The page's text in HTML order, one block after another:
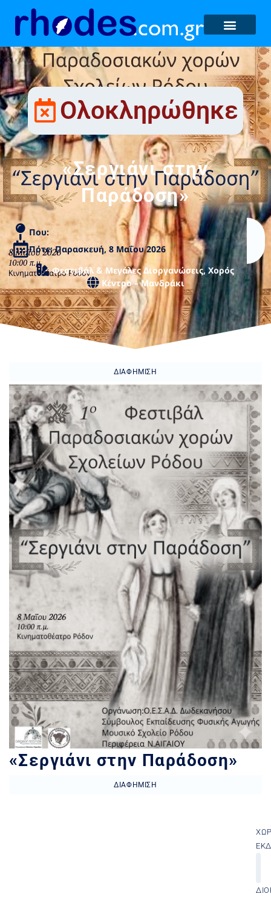
Ολοκληρώθηκε
«Σεργιάνι στην
Παράδοση»
Που:
Πότε: Παρασκευή, 8 Μαΐου 2026
Φεστιβάλ & Μεγάλες Διοργανώσεις,Χορός
Κέντρο – Μανδράκι
ΔΙΑΦΉΜΙΣΗ
«Σεργιάνι στην Παράδοση»
ΔΙΑΦΉΜΙΣΗ